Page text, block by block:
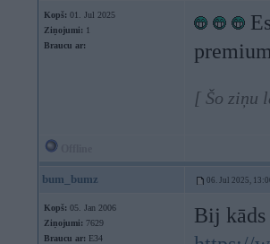
Kopš: 01. Jul 2025
Ziņojumi: 1
Braucu ar:
[ Šo ziņu
bum_bumz 06. Jul 2025,
Kopš: 05. Jan 2006
Ziņojumi: 7629
Braucu ar: E34
Bij kāds